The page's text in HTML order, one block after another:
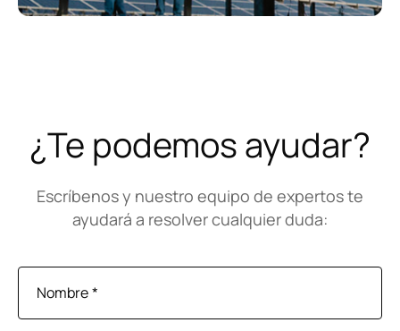
¿Te podemos ayudar?
Escríbenos y nuestro equipo de expertos te
ayudará a resolver cualquier duda:
Nombre*
¿Cómo podemos ayudarte?
Quierohablar por teléfono.
Quierocontactar por WhatsApp.
Tan sólodejaros un mensaje.